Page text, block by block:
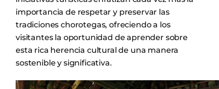
importancia de respetar y preservar las
tradiciones chorotegas, ofreciendo a los
visitantes la oportunidad de aprender sobre
esta rica herencia cultural de una manera
sostenible y significativa.